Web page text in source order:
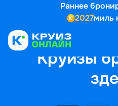
Раннее
2027миль
Круизы